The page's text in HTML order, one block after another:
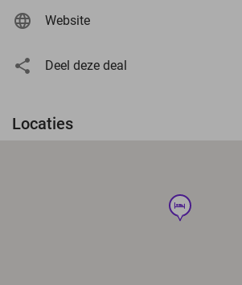
Website
Deel deze deal
Locaties
hotel